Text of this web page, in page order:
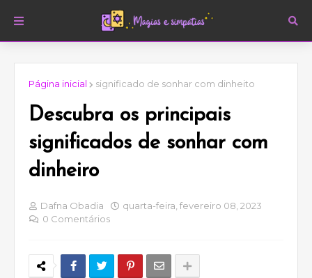
Página inicial significado de sonhar com dinheito
Descubra os principais
significados de sonhar com
dinheiro
Dafna Obadia
quarta-feira, fevereiro 08, 2023
0 Comentários